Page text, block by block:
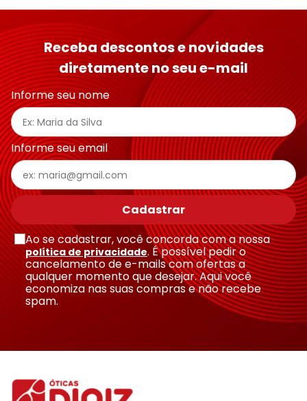
Receba descontos e novidades
diretamente no seu e-mail
Informe seu nome
Informe seu email
Cadastrar
Ao se cadastrar, você concorda com a nossa
política de privacidade. É possível pedir o
cancelamento de e-mails com ofertas a
qualquer momento que desejar. Aqui você
economiza nas suas compras e não recebe
spam.